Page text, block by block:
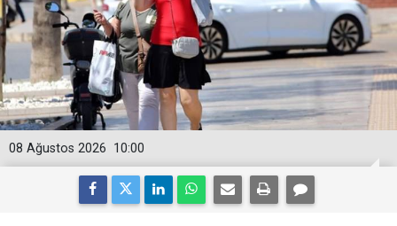
10:00
08 Ağustos 2026